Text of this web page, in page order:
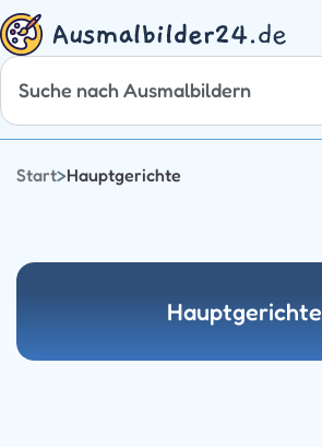
Zum
Inhalt
springen
Start>Hauptgerichte
Hauptgerichte